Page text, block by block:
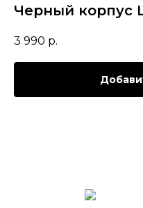
Черный корпус
3 990 р.